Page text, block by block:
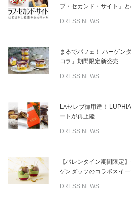
ブ・セカンド・サイト』
DRESS NEWS
まるでパフェ！ ハーゲン
コラ」期間限定新発売
DRESS NEWS
LAセレブ御用達！
ートが再上陸
DRESS NEWS
【バレンタイン期間限定
ゲンダッツのコラボスイー
DRESS NEWS